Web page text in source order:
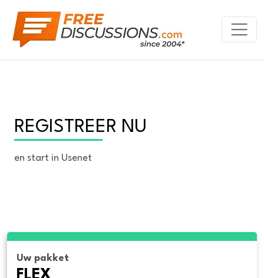
REGISTREER NU
en start in Usenet
Uw pakket